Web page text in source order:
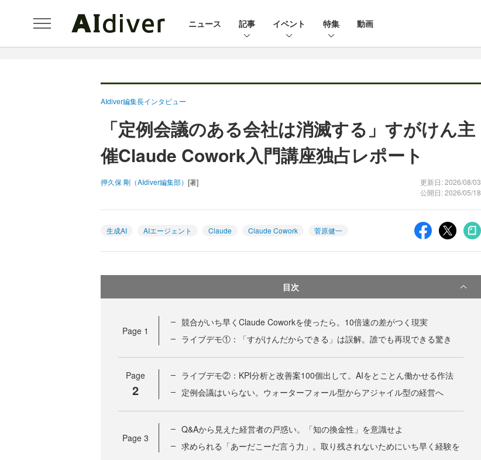
ニュース 記事 イベント 特集 動画
AIdiver編集長インタビュー
「定例会議のある会社は消滅する」すがけん主
催Claude Cowork入門講座独占レポート
押久保 剛（AIdiver編集部） [著]
更新日: 2026/08/03
公開日: 2026/05/18
生成AI AIエージェント Claude Claude Cowork 菅原健一
目次
Page 1
競合がいち早くClaude Coworkを使ったら。10倍速の差がつく現実
ライブデモ①：「すがけんだからできる」は誤解。誰でも再現できる驚き
Page
2
ライブデモ②：KPI分析と改善案100個出して。AIをとことん働かせる作法
定例会議はいらない。ウォーターフォール型からアジャイル型の経営へ
Page 3
Q&Aから見えた経営者の戸惑い。「知の換金性」を意識せよ
求められる「あーだこーだ言う力」。取り残されないためにいち早く経験を